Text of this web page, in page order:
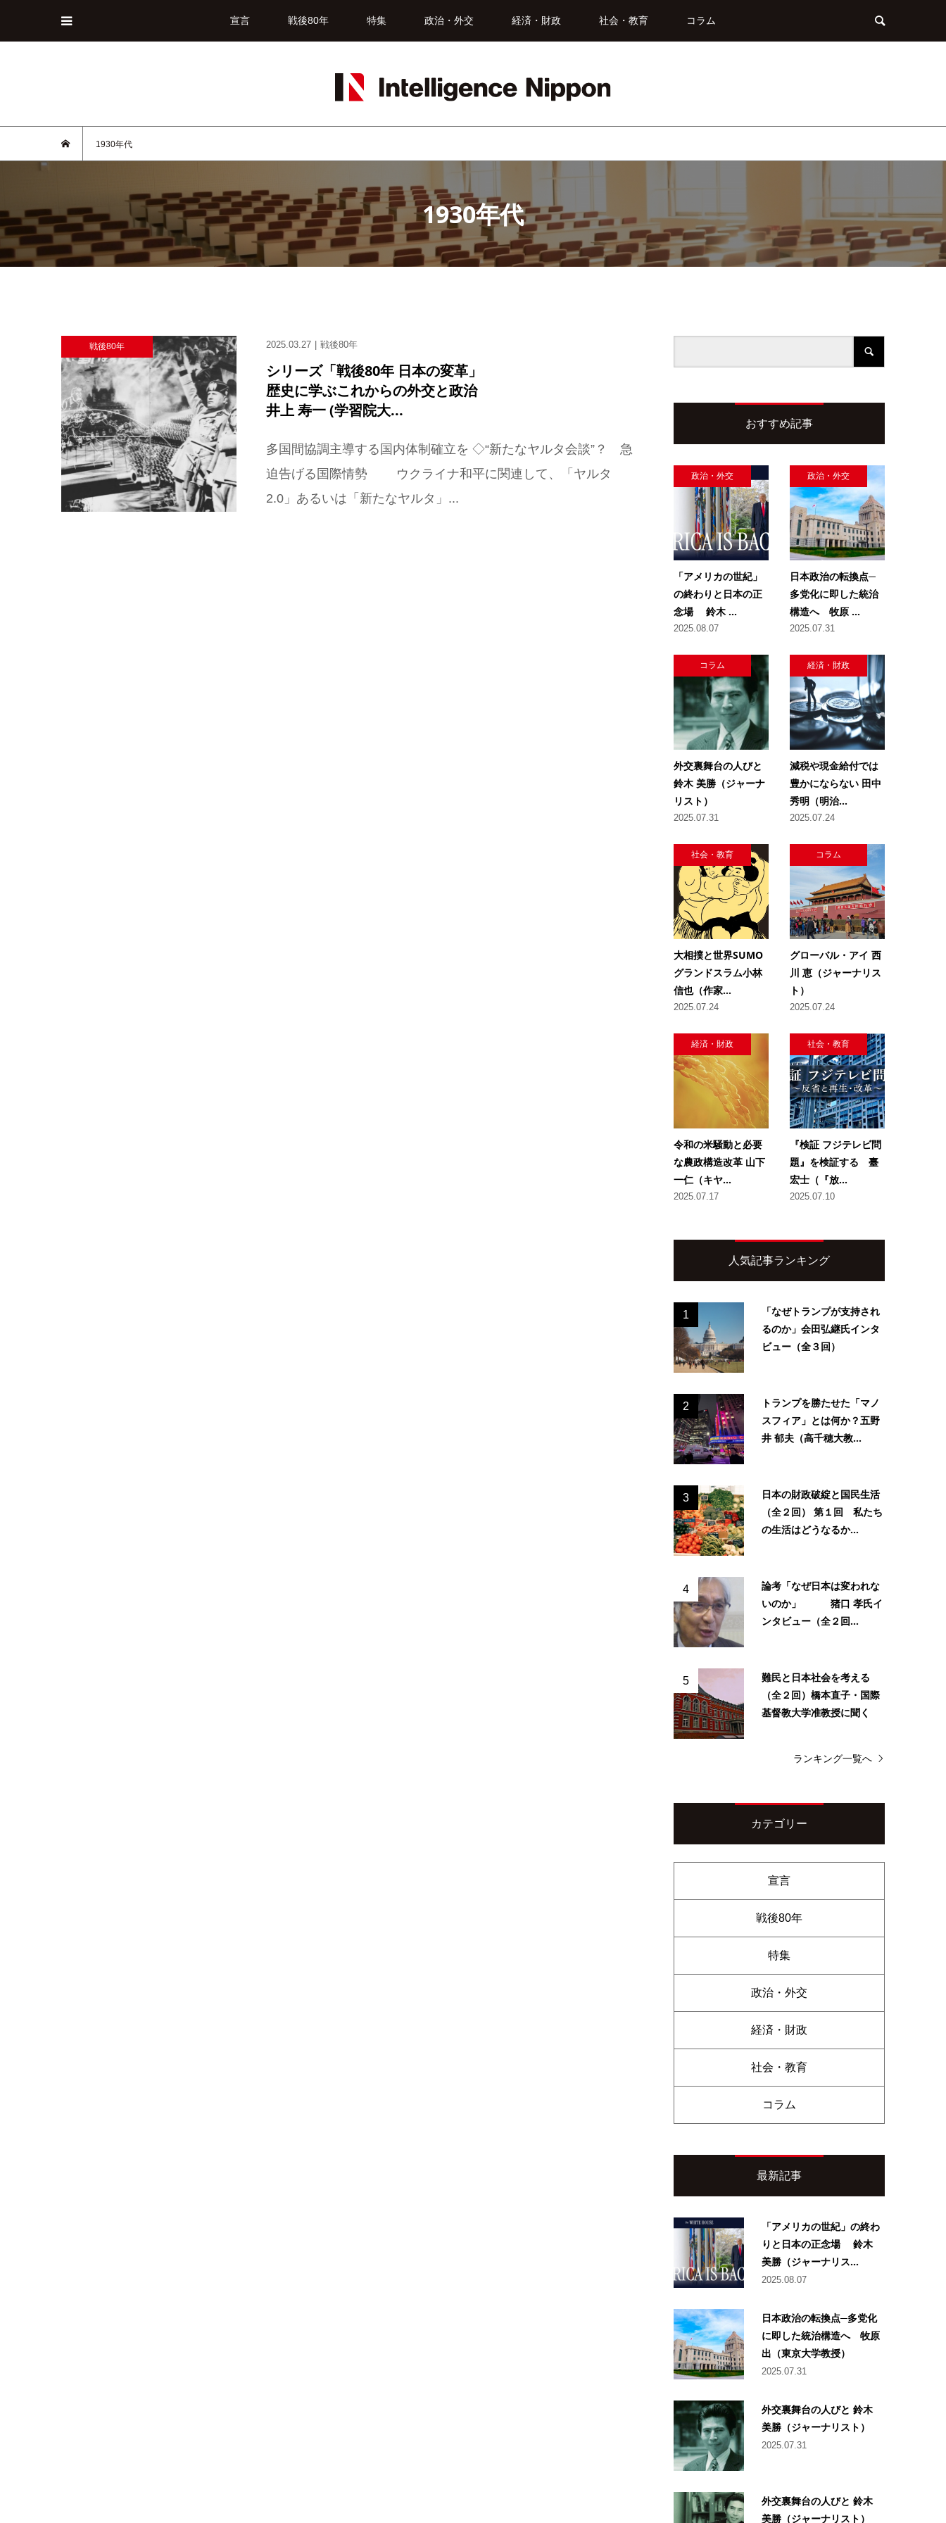
宣言 戦後80年 特集 政治・外交 経済・財政 社会・教育 コラム
1930年代
1930年代
戦後80年 2025.03.27 戦後80年
シリーズ「戦後80年 日本の変革」
歴史に学ぶこれからの外交と政治
井上 寿一 (学習院大...
多国間協調主導する国内体制確立を ◇“新たなヤルタ会談”？ 急
迫告げる国際情勢 ウクライナ和平に関連して、「ヤルタ
2.0」あるいは「新たなヤルタ」...
おすすめ記事
政治・外交
「アメリカの世紀」
の終わりと日本の正
念場 鈴木 ...
2025.08.07
政治・外交
日本政治の転換点─
多党化に即した統治
構造へ 牧原 ...
2025.07.31
コラム
外交裏舞台の人びと
鈴木 美勝（ジャーナ
リスト）
2025.07.31
経済・財政
減税や現金給付では
豊かにならない 田中
秀明（明治...
2025.07.24
社会・教育
大相撲と世界SUMO
グランドスラム小林
信也（作家...
2025.07.24
コラム
グローバル・アイ 西
川 恵（ジャーナリス
ト）
2025.07.24
経済・財政
令和の米騒動と必要
な農政構造改革 山下
一仁（キヤ...
2025.07.17
社会・教育
『検証 フジテレビ問
題』を検証する 臺
宏士（『放...
2025.07.10
人気記事ランキング
1
「なぜトランプが支持され
るのか」会田弘継氏インタ
ビュー（全３回）
2
トランプを勝たせた「マノ
スフィア」とは何か？五野
井 郁夫（高千穂大教...
3
日本の財政破綻と国民生活
（全２回） 第１回 私たち
の生活はどうなるか...
4
論考「なぜ日本は変われな
いのか」 猪口 孝氏イ
ンタビュー（全２回...
5
難民と日本社会を考える
（全２回）橋本直子・国際
基督教大学准教授に聞く
ランキング一覧へ
カテゴリー
宣言
戦後80年
特集
政治・外交
経済・財政
社会・教育
コラム
最新記事
「アメリカの世紀」の終わ
りと日本の正念場 鈴木
美勝（ジャーナリス...
2025.08.07
日本政治の転換点─多党化
に即した統治構造へ 牧原
出（東京大学教授）
2025.07.31
外交裏舞台の人びと 鈴木
美勝（ジャーナリスト）
2025.07.31
外交裏舞台の人びと 鈴木
美勝（ジャーナリスト）